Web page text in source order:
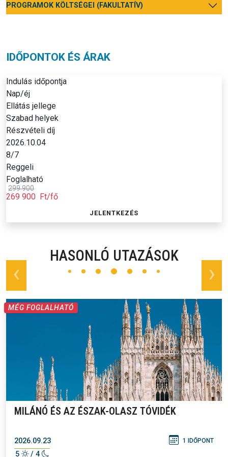
PROGRAMOK KÖLTSÉGEI (FAKULTATÍV)
IDŐPONTOK ÉS ÁRAK
Indulás időpontja
Nap/éj
Ellátás jellege
Szabad helyek
Részvételi díj
2026.10.04
8/7
Reggeli
Foglalható
299 900
269 900 Ft/fő
JELENTKEZÉS
HASONLÓ UTAZÁSOK
MÉG FOGLALHATÓ
MILÁNÓ ÉS AZ ÉSZAK-OLASZ TÓVIDÉK
2026.09.23 1 IDŐPONT
5 / 4